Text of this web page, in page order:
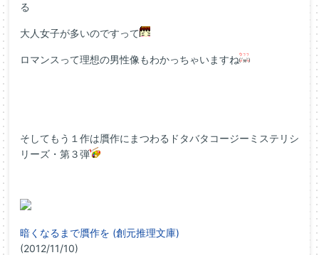
る
大人女子が多いのですって
ロマンスって理想の男性像もわかっちゃいますね
そしてもう１作は贋作にまつわるドタバタコージーミステリシ
リーズ・第３弾
暗くなるまで贋作を (創元推理文庫)
(2012/11/10)